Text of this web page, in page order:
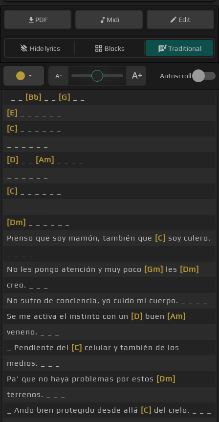
PDF Midi Edit
Hide lyrics Blocks Traditional
Autoscroll
[Bb] [G]
[E]
[C]
[D]
[Am]
[C]
[Dm]
Pienso que soy mamón, también que [C] soy culero.
No les pongo atención y muy poco [Gm] les [Dm]
creo. _ _ _
No sufro de conciencia, yo cuido mi cuerpo. _ _ _ _
Se me activa el instinto con un [D] buen [Am]
veneno. _ _ _
_ Pendiente del [C] celular y también de los
medios. _ _ _
Pa' que no haya problemas por estos [Dm]
terrenos. _ _ _
_ Ando bien protegido desde allá [C] del cielo. _ _ _